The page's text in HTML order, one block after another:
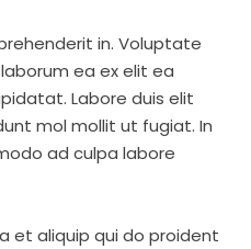
in. Voluptate
ea ex elit ea
Labore duis elit
mol mollit ut fugiat. In
ad culpa labore
et aliquip qui do proident